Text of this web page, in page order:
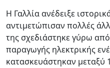
Η Γαλλία ανέδειξε
αντιμετώπισαν πολλές
της σχεδιάστηκε γύρω από
παραγωγής ηλεκτρικής
κατασκευάστηκαν μεταξύ